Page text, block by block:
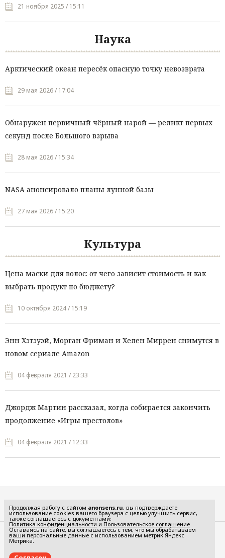
21 ноября 2025 / 15:11
Наука
Арктический океан пересёк опасную точку невозврата
29 мая 2026 / 17:04
Обнаружен первичный чёрный нарой — реликт первых
секунд после Большого взрыва
28 мая 2026 / 15:34
NASA анонсировало планы лунной базы
27 мая 2026 / 15:20
Культура
Цена маски для волос: от чего зависит стоимость и как
выбрать продукт по бюджету?
10 октября 2024 / 15:19
Энн Хэтэуэй, Морган Фриман и Хелен Миррен снимутся в
новом сериале Amazon
04 февраля 2021 / 23:33
Джордж Мартин рассказал, когда собирается закончить
продолжение «Игры престолов»
04 февраля 2021 / 12:33
Редакция
Реклама
Продолжая работу с сайтом anonsens.ru, вы подтверждаете
использование cookies вашего браузера с целью улучшить сервис,
также соглашаетесь с документами:
Политика конфиденциальности и Пользовательское соглашение
Оставаясь на сайте, вы соглашаетесь с тем, что мы обрабатываем
ваши персональные данные с использованием метрик Яндекс
Метрика.